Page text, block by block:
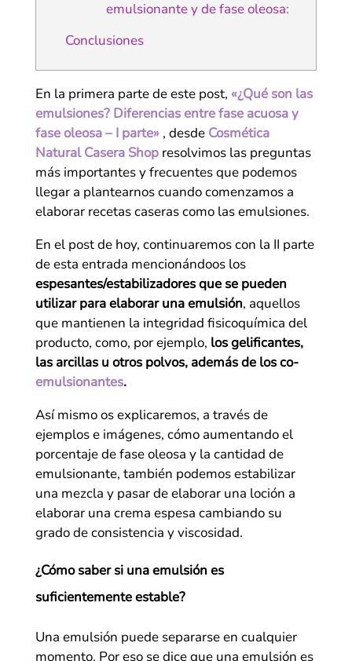
emulsionante y de fase oleosa:
Conclusiones
En la primera parte de este post, «¿Qué son las
emulsiones? Diferencias entre fase acuosa y
fase oleosa – I parte» , desde Cosmética
Natural Casera Shopresolvimos las preguntas
más importantes y frecuentes que podemos
llegar a plantearnos cuando comenzamos a
elaborar recetas caseras como las emulsiones.
En el post de hoy, continuaremos con la II parte
de esta entrada mencionándoos los
espesantes/estabilizadores que se pueden
utilizar para elaborar una emulsión, aquellos
que mantienen la integridad fisicoquímica del
producto, como, por ejemplo, los gelificantes,
las arcillas u otros polvos, además de los co-
emulsionantes.
Así mismo os explicaremos, a través de
ejemplos e imágenes, cómo aumentando el
porcentaje de fase oleosa y la cantidad de
emulsionante, también podemos estabilizar
una mezcla y pasar de elaborar una loción a
elaborar una crema espesa cambiando su
grado de consistencia y viscosidad.
¿Cómo saber si una emulsión es
suficientemente estable?
Una emulsión puede separarse en cualquier
momento. Por eso se dice que una emulsión es